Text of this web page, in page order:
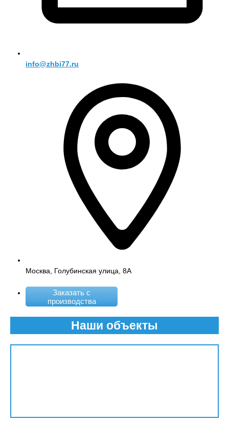
info@zhbi77.ru
Москва, Голубинская улица, 8А
Заказать с
производства
Наши объекты